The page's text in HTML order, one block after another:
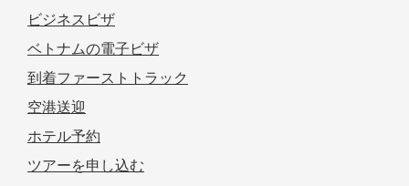
ビジネスビザ
ベトナムの電子ビザ
到着ファーストトラック
空港送迎
ホテル予約
ツアーを申し込む